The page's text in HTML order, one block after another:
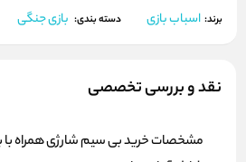
برند: اسباب بازی دسته بندی: بازی جنگی
نقد و بررسی تخصصی
مشخصات خرید بی سیم شارژی همراه